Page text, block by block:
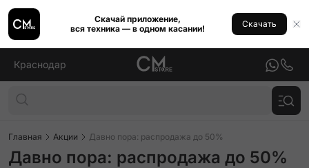
Скачай приложение,
вся техника — в одном касании!
Скачать
Краснодар
Главная Акции Давно пора: распродажа до 50%
Давно пора: распродажа до 50%